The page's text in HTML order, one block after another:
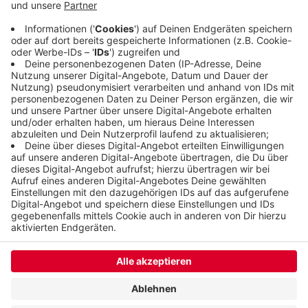
Bundestagsabgeordnete Anja Liebert nannte die
Förderung eine tolle Auszeichnung für den Zoo
und die Stadt.
Veröffentlicht: Montag, 27.03.2023 11:24
Anzeige
Anzeige